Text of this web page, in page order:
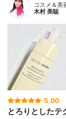
コスメ＆美
木村 美聡
5.00
とろりとしたテ